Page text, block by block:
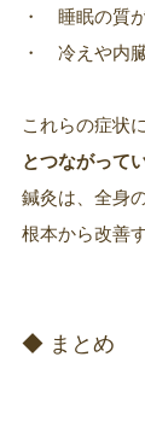
・ 睡眠の質
・ 冷えや内
これらの症状
とつながって
鍼灸は、全身
根本から改
◆ まとめ